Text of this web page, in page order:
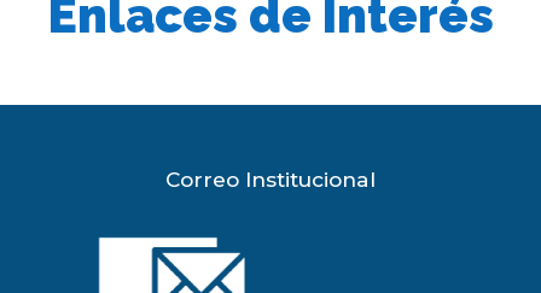
Enlaces de Interés
Correo Institucional